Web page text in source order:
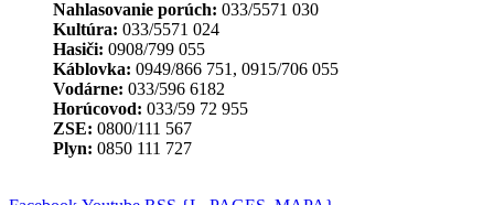
Nahlasovanie porúch: 033/5571 030
Kultúra: 033/5571 024
Hasiči: 0908/799 055
Káblovka: 0949/866 751, 0915/706 055
Vodárne: 033/596 6182
Horúcovod: 033/59 72 955
ZSE: 0800/111 567
Plyn: 0850 111 727